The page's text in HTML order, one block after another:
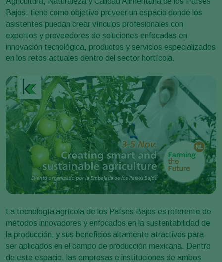
Bajos, tiene como objetivo proveer un espacio donde los
asistentes puedan crear vínculos profesionales con
expertos y proveedores de soluciones enfocadas en
innovación tecnológica, productos y servicios especializados
en los retos actuales dentro del sector hortícola.
La tecnología agrícola de los Países Bajos es referente de
métodos innovadores y enfocados en la sustentabilidad de
la producción, y sus beneficios altamente atractivos para
ser aplicados en el campo de producción mexicana. Dentro
de este espacio, las empresas e instituciones de ambos